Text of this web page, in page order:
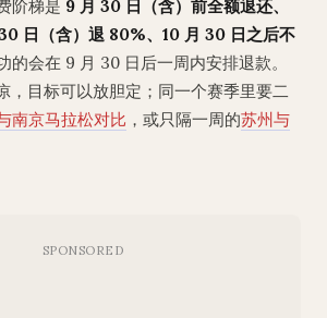
阶梯是 9 月 30 日（含）前全额退还、
日（含）退 80%、10 月 30 日之后不
的会在 9 月 30 日后一周内安排退款。
，目标可以放胆定；同一个赛季里要二
南京马拉松对比 ，或只隔一周的苏州与